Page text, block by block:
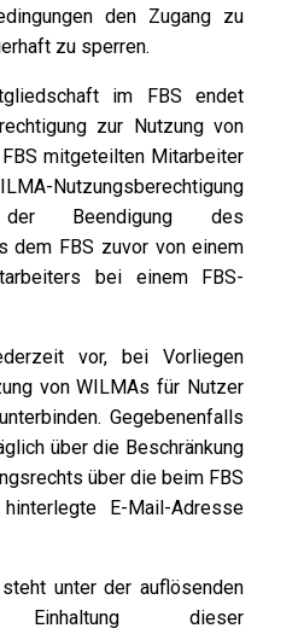
den Zugang zu
zu sperren.
im FBS endet
zur Nutzung von
mitgeteilten Mitarbeiter
Nutzungsberechtigung
Beendigung des
dem FBS zuvor von einem
bei einem FBS-
vor, bei Vorliegen
von WILMAs für Nutzer
Gegebenenfalls
über die Beschränkung
über die beim FBS
E-Mail-Adresse
unter der auflösenden
dieser